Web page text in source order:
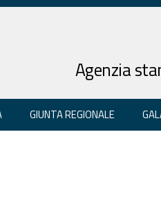
Agenzia
GIUNTA REGIONALE